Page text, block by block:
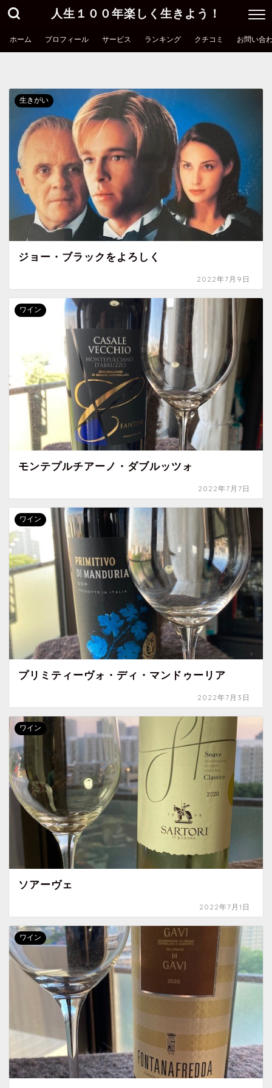
人生１００年楽しく生きよう！
ホーム プロフィール サービス ランキング クチコミ お問い合
生きがい
ジョー・ブラックをよろしく
2022年7月9日
ワイン
モンテプルチアーノ・ダブルッツォ
2022年7月7日
ワイン
プリミティーヴォ・ディ・マンドゥーリア
2022年7月3日
ワイン
ソアーヴェ
2022年7月1日
ワイン